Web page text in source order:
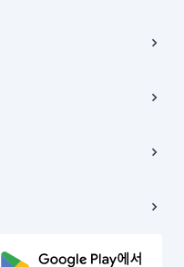
학동, 트윈트리빌딩) B동 5층
24, 7층, 8층 미소
거래당사자에게 있습니다.